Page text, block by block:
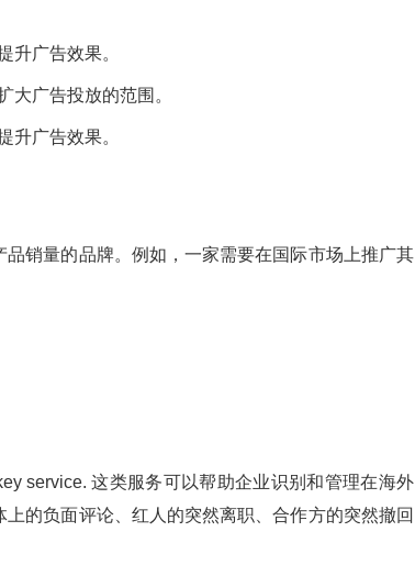
升广告效果。
大广告投放的范围。
升广告效果。
销量的品牌。例如，一家需要在国际市场上推广其
service. 这类服务可以帮助企业识别和管理在海外
的负面评论、红人的突然离职、合作方的突然撤回